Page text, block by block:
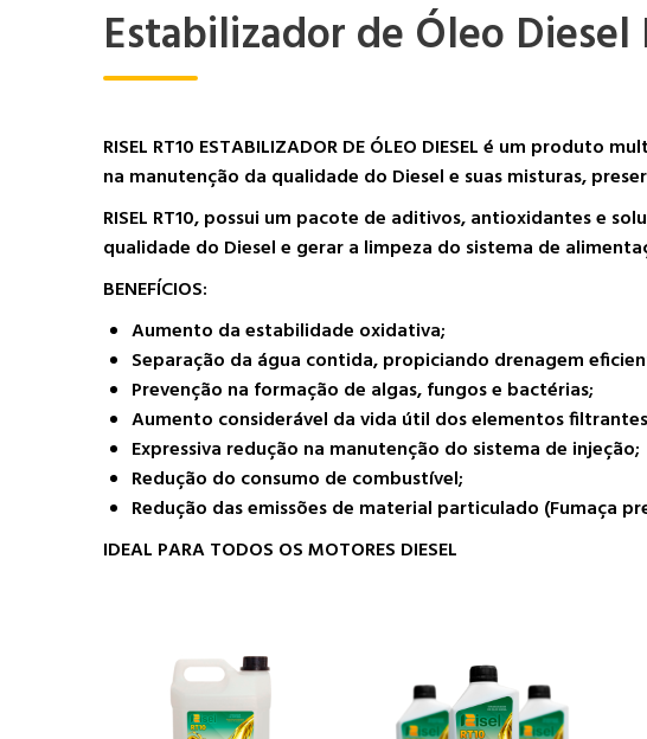
Estabilizador de Óleo Diesel
RISEL RT10 ESTABILIZADOR DE ÓLEO DIESEL é um
na manutenção da qualidade do Diesel e suas misturas,
RISEL RT10, possui um pacote de aditivos, antioxidantes e
qualidade do Diesel e gerar a limpeza do sistema de
BENEFÍCIOS:
Aumento da estabilidade oxidativa;
Separação da água contida, propiciando drenagem
Prevenção na formação de algas, fungos e bactérias;
Aumento considerável da vida útil dos elementos
Expressiva redução na manutenção do sistema de injeção;
Redução do consumo de combustível;
Redução das emissões de material particulado (Fumaça
IDEAL PARA TODOS OS MOTORES DIESEL